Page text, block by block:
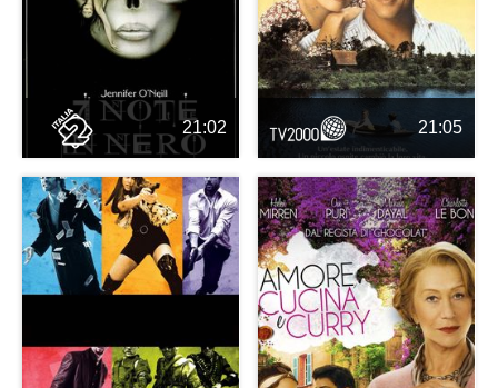
21:02 21:05